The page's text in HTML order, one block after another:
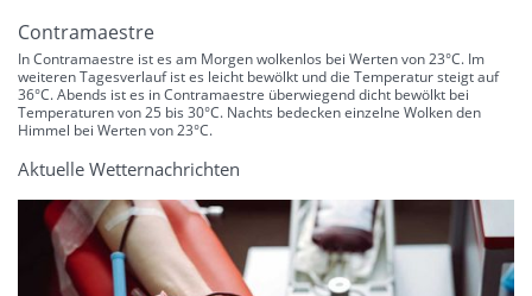
Contramaestre
In Contramaestre ist es am Morgen wolkenlos bei Werten von 23°C. Im
weiteren Tagesverlauf ist es leicht bewölkt und die Temperatur steigt auf
36°C. Abends ist es in Contramaestre überwiegend dicht bewölkt bei
Temperaturen von 25 bis 30°C. Nachts bedecken einzelne Wolken den
Himmel bei Werten von 23°C.
Aktuelle Wetternachrichten